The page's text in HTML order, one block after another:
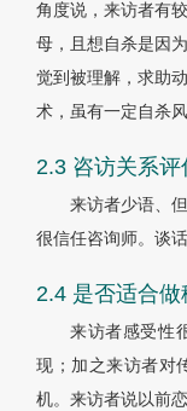
角度说，来访者有
母，且想自杀是因
觉到被理解，求助
术，虽有一定自杀
2.3 咨访关系评
来访者少语、
很信任咨询师。谈
2.4 是否适合做
来访者感受性
现；加之来访者对
机。来访者说以前